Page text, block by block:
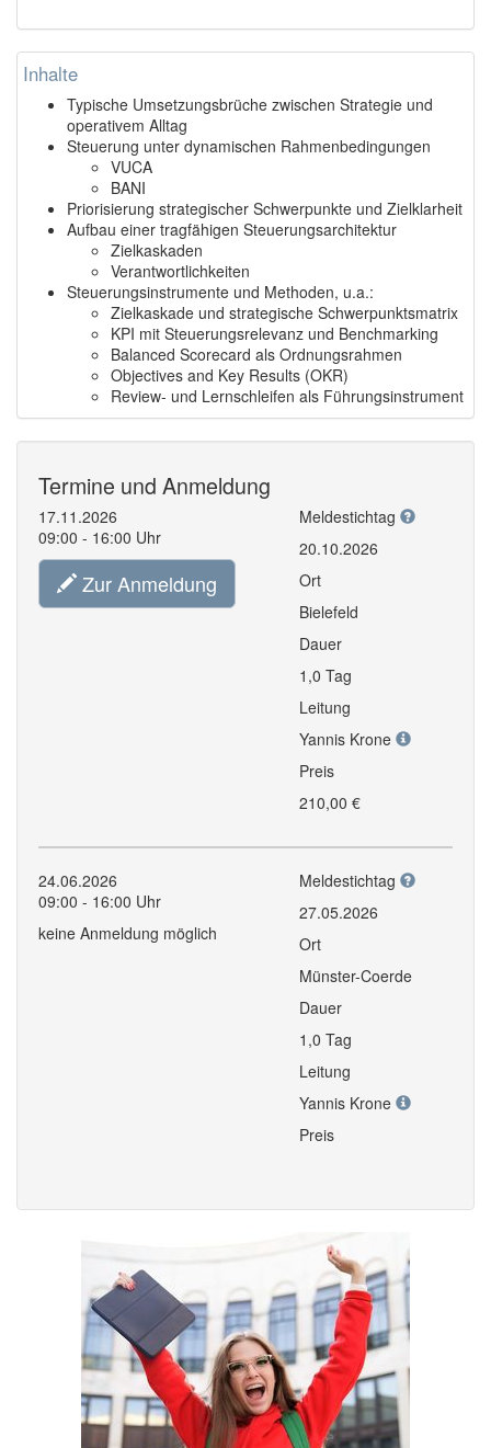
Inhalte
Typische Umsetzungsbrüche zwischen Strategie und
operativem Alltag
Steuerung unter dynamischen Rahmenbedingungen
VUCA
BANI
Priorisierung strategischer Schwerpunkte und Zielklarheit
Aufbau einer tragfähigen Steuerungsarchitektur
Zielkaskaden
Verantwortlichkeiten
Steuerungsinstrumente und Methoden, u.a.:
Zielkaskade und strategische Schwerpunktsmatrix
KPI mit Steuerungsrelevanz und Benchmarking
Balanced Scorecard als Ordnungsrahmen
Objectives and Key Results (OKR)
Review- und Lernschleifen als Führungsinstrument
Termine und Anmeldung
17.11.2026
09:00 - 16:00 Uhr
Zur Anmeldung
Meldestichtag
20.10.2026
Ort
Bielefeld
Dauer
1,0 Tag
Leitung
Yannis Krone
Preis
210,00 €
24.06.2026
09:00 - 16:00 Uhr
keine Anmeldung möglich
Meldestichtag
27.05.2026
Ort
Münster-Coerde
Dauer
1,0 Tag
Leitung
Yannis Krone
Preis